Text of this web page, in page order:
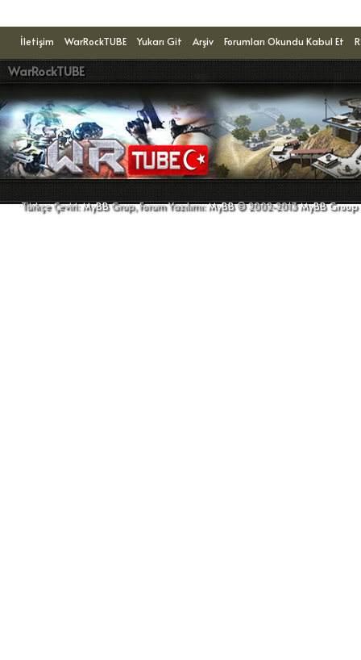
İletişim WarRockTUBE Yukarı Git Arşiv Forumları Okundu Kabul Et
WarRockTUBE
Türkçe Çeviri:MyBBGrup, Forum Yazılımı:MyBB© 2002-2013MyBB Group